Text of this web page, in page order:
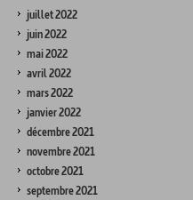
juillet 2022
juin 2022
mai 2022
avril 2022
mars 2022
janvier 2022
décembre 2021
novembre 2021
octobre 2021
septembre 2021